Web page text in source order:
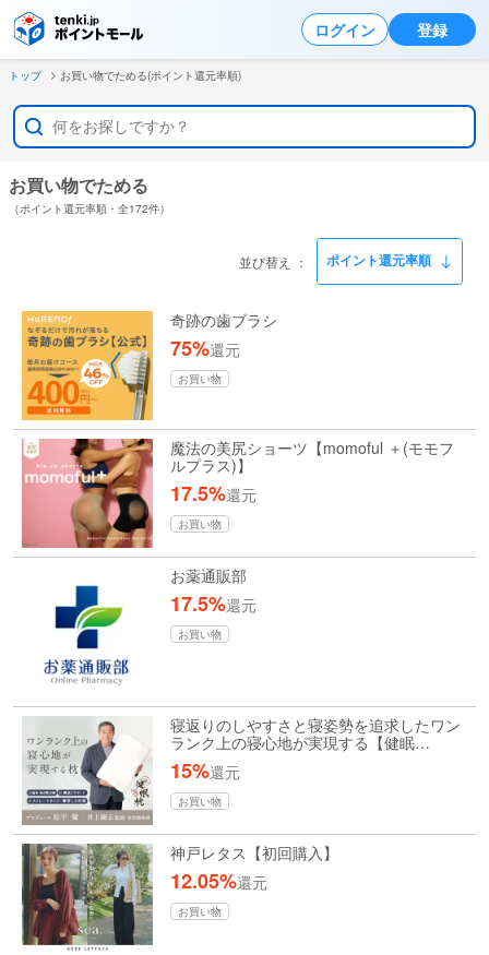
ログイン 登録
トップ お買い物でためる(ポイント還元率順)
お買い物でためる
（ポイント還元率順・全172件）
並び替え
奇跡の歯ブラシ
75%還元
お買い物
魔法の美尻ショーツ【momoful ＋(モモフ
ルプラス)】
17.5%還元
お買い物
お薬通販部
17.5%還元
お買い物
寝返りのしやすさと寝姿勢を追求したワン
ランク上の寝心地が実現する【健眠…
15%還元
お買い物
神戸レタス【初回購入】
12.05%還元
お買い物